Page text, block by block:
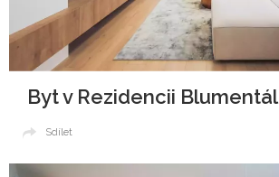
Byt v Rezidencii Blumentál
Sdílet